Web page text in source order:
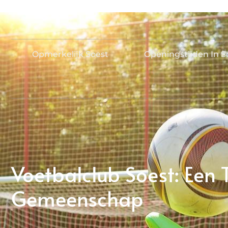
Opmerkelijk Soest Openingstijden In
Voetbalclub Soest: Een
Gemeenschap